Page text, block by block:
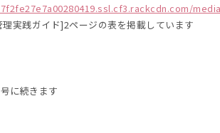
実践ガイド]2ページの表を掲載しています
に続きます